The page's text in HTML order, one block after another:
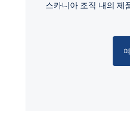
스카니아 조직 내의 제